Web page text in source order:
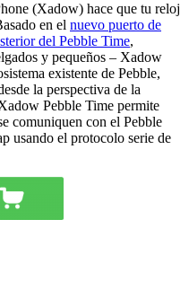
(Xadow) hace que tu reloj
en el nuevo puerto de
del Pebble Time,
y pequeños – Xadow
existente de Pebble,
la perspectiva de la
Pebble Time permite
comuniquen con el Pebble
usando el protocolo serie de